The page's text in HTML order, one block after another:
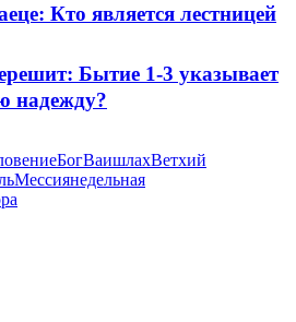
Кто является лестницей
Бытие 1-3 указывает
надежду?
БогВаишлахВетхий
Мессиянедельная